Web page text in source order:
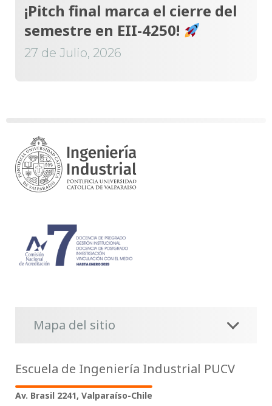
¡Pitch final marca el cierre del
semestre en EII-4250!
27 de Julio, 2026
Mapa del sitio
Escuela de Ingeniería Industrial PUCV
Av. Brasil 2241, Valparaíso-Chile